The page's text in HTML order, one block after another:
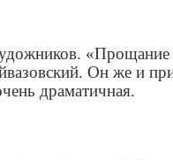
Он же и
драматичная.